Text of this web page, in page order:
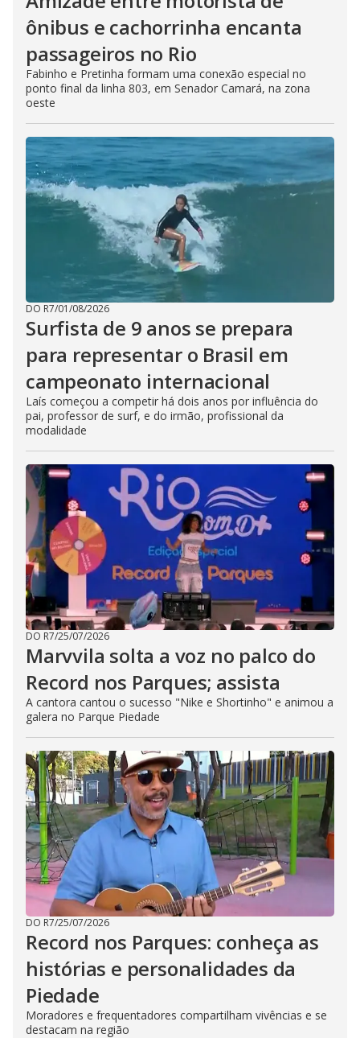
ônibus e cachorrinha encanta
passageiros no Rio
Fabinho e Pretinha formam uma conexão especial no
ponto final da linha 803, em Senador Camará, na zona
oeste
DO R7/01/08/2026
Surfista de 9 anos se prepara
para representar o Brasil em
campeonato internacional
Laís começou a competir há dois anos por influência do
pai, professor de surf, e do irmão, profissional da
modalidade
DO R7/25/07/2026
Marvvila solta a voz no palco do
Record nos Parques; assista
A cantora cantou o sucesso "Nike e Shortinho" e animou a
galera no Parque Piedade
DO R7/25/07/2026
Record nos Parques: conheça as
histórias e personalidades da
Piedade
Moradores e frequentadores compartilham vivências e se
destacam na região